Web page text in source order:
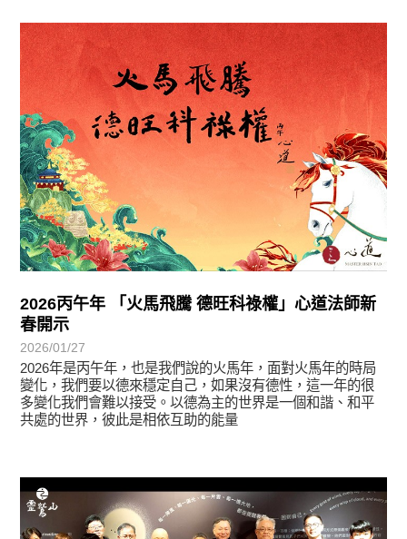
2026丙午年 「火馬飛騰 德旺科祿權」心道法師新
春開示
2026/01/27
2026年是丙午年，也是我們說的火馬年，面對火馬年的時局
變化，我們要以德來穩定自己，如果沒有德性，這一年的很
多變化我們會難以接受。以德為主的世界是一個和諧、和平
共處的世界，彼此是相依互助的能量
最新消息
教育活動